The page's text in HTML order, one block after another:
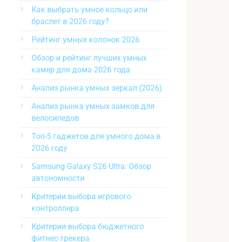
Как выбрать умное кольцо или
браслет в 2026 году?
Рейтинг умных колонок 2026
Обзор и рейтинг лучших умных
камер для дома 2026 года
Анализ рынка умных зеркал (2026)
Анализ рынка умных замков для
велосипедов
Топ-5 гаджетов для умного дома в
2026 году
Samsung Galaxy S26 Ultra: Обзор
автономности
Критерии выбора игрового
контроллера
Критерии выбора бюджетного
фитнес-трекера